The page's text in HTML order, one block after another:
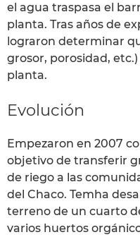
el agua traspasa el
planta. Tras años de
lograron determinar
grosor, porosidad,
planta.
Evolución
Empezaron en 2007
objetivo de transferir
de riego a las
del Chaco. Temha
terreno de un cuarto
varios huertos